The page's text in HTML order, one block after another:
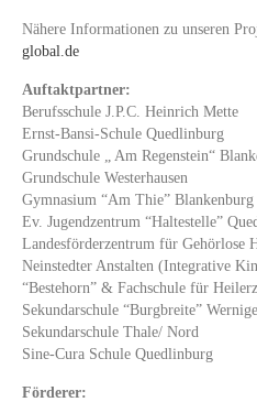
Nähere Informationen zu unseren
global.de
Auftaktpartner:
Berufsschule J.P.C. Heinrich Mette
Ernst-Bansi-Schule Quedlinburg
Grundschule „ Am Regenstein“
Grundschule Westerhausen
Gymnasium “Am Thie” Blankenburg
Ev. Jugendzentrum “Haltestelle”
Landesförderzentrum für Gehörlose
Neinstedter Anstalten (Integrative
“Bestehorn” & Fachschule für
Sekundarschule “Burgbreite”
Sekundarschule Thale/ Nord
Sine-Cura Schule Quedlinburg
Förderer: